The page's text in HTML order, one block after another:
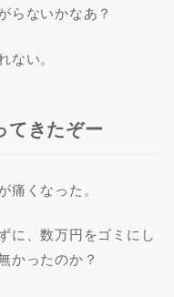
らないかなあ？
ない。
てきたぞー
痛くなった。
に、数万円をゴミにし
かったのか？